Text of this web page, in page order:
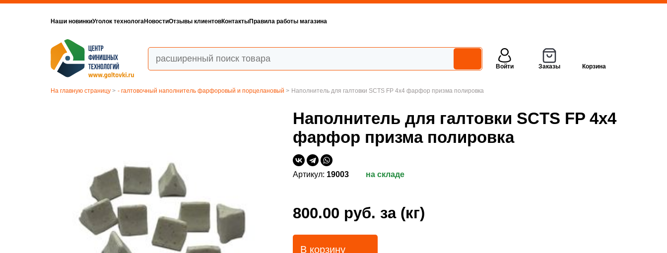
Наши новинкиУголок технологаНовостиОтзывы клиентовКонтактыПравила работы магазина
Войти Заказы Корзина
На главную страницу > - галтовочный наполнитель фарфоровый и порцелановый > Наполнитель для галтовки SCTS FP 4x4 фарфор призма полировка
Наполнитель для галтовки SCTS FP 4x4
фарфор призма полировка
Артикул: 19003 на складе
800.00 руб. за (кг)
В корзину